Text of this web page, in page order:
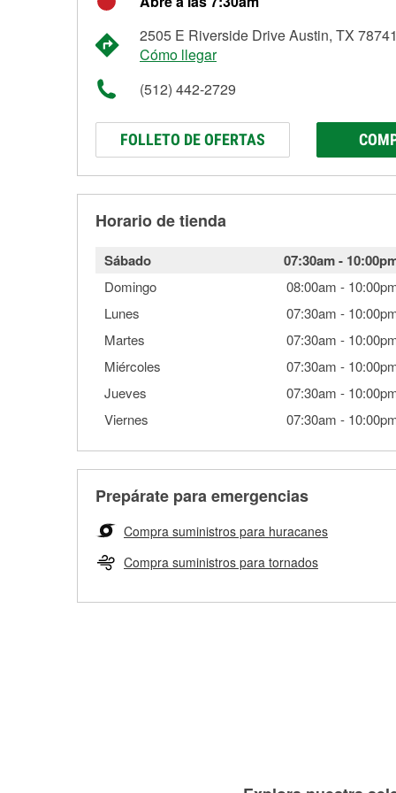
2505 E Riverside Drive Austin, TX 78741
Cómo llegar
(512) 442-2729
FOLLETO DE OFERTAS
Horario de tienda
Sábado 07:30am-
Domingo 08:00am -
Lunes
07:30am -
Martes
07:30am -
Miércoles
07:30am -
Jueves
07:30am -
Viernes
07:30am -
Prepárate para emergencias
Compra suministros para huracanes
Compra suministros para tornados